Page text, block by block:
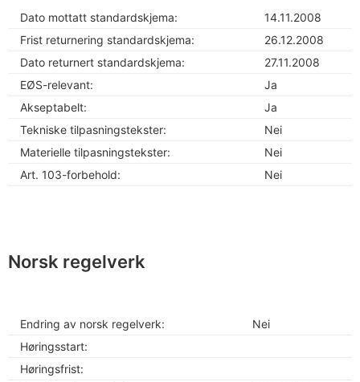
Dato mottatt standardskjema:
14.11.2008
Frist returnering standardskjema:
26.12.2008
Dato returnert standardskjema:
27.11.2008
EØS-relevant:
Ja
Akseptabelt:
Ja
Tekniske tilpasningstekster:
Nei
Materielle tilpasningstekster:
Nei
Art. 103-forbehold:
Nei
Norsk regelverk
Endring av norsk regelverk:
Nei
Høringsstart:
Høringsfrist: